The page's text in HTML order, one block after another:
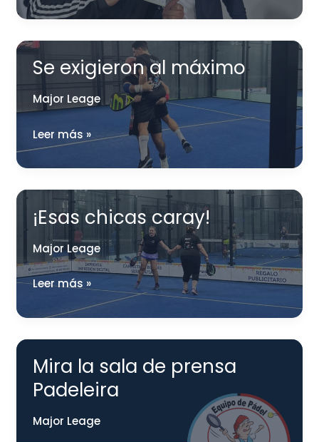
Se exigieron al máximo
Major Leage
Se
exigieron
al
máximo
Leer más »
¡Esas chicas caray!
Major Leage
¡Esas
caray!
Leer más »
Mira la sala de prensa
Padeleira
Major Leage